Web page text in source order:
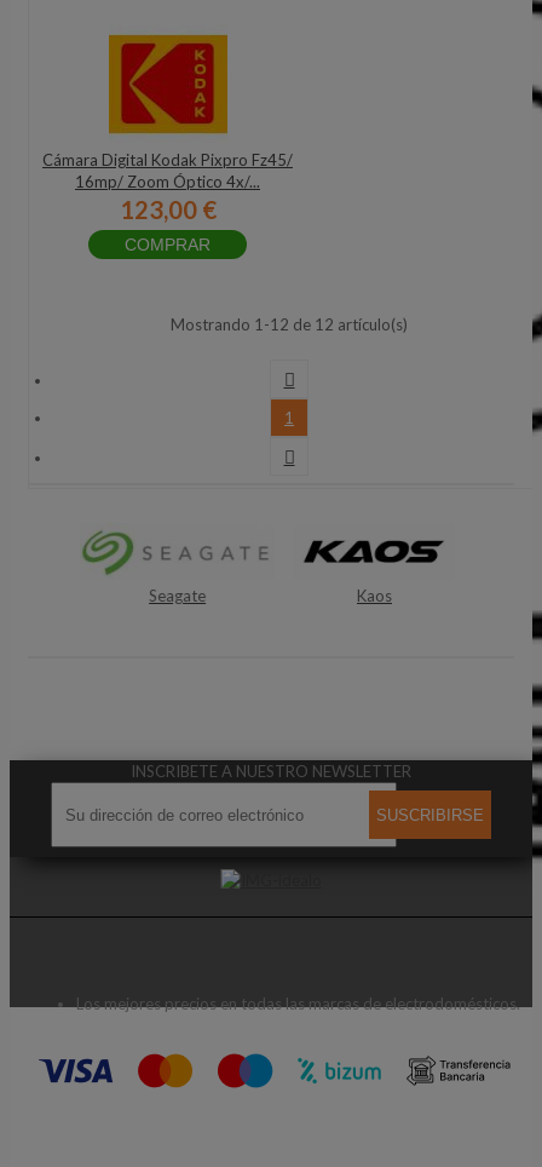
Cámara Digital Kodak Pixpro Fz45/
16mp/ Zoom Óptico 4x/...
123,00 €
COMPRAR
Mostrando 1-12 de 12 artículo(s)

1

Seagate Kaos
INSCRIBETE A NUESTRO NEWSLETTER
SUSCRIBIRSE
Los mejores precios en todas las marcas de electrodomésticos.